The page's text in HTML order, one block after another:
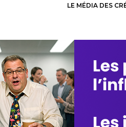
LE MÉDIA DES